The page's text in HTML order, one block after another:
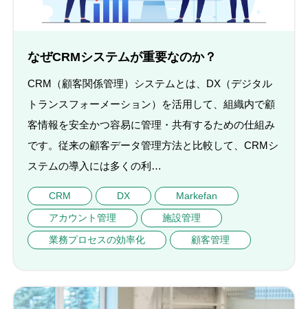
なぜCRMシステムが重要なのか？
CRM（顧客関係管理）システムとは、DX（デジタル
トランスフォーメーション）を活用して、組織内で顧
客情報を安全かつ容易に管理・共有するための仕組み
です。従来の顧客データ管理方法と比較して、CRMシ
ステムの導入には多くの利…
CRM DX
Markefan
アカウント管理
施設管理
業務プロセスの効率化
顧客管理